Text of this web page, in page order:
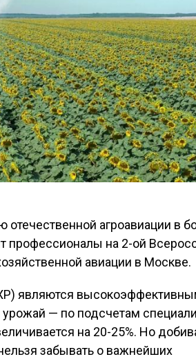
агроавиации в
профессионалы на 2-ой
авиации в Москве.
являются
— по подсчетам
на 20-25%. Но
забывать о важнейших